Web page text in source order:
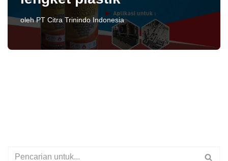
olehPT Citra Trinindo Indonesia